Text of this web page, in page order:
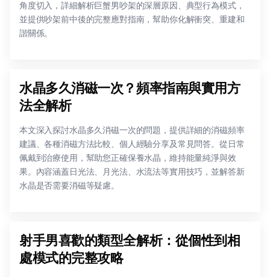
角度切入，詳細解析巨蟹男吵架的深層原因、典型行為模式，
並提供吵架前中後的完整應對指南，幫助你化解衝突、重建和
諧關係。
水晶多久消磁一次？頻率指南與實用方
法全解析
本文深入探討水晶多久消磁一次的問題，提供詳細的消磁頻率
建議、各種消磁方法比較、個人經驗分享及常見問答。從日常
佩戴到治療使用，幫助您正確保養水晶，維持能量純淨與效
果。內容涵蓋日光法、月光法、水流法等實用技巧，並解答新
水晶是否需要消磁等疑慮。
射手男喜歡的類型全解析：從個性到相
處模式的完整攻略